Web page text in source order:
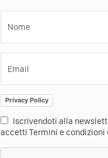
Nome
Email
Privacy Policy
Iscrivendoti alla
accetti Termini e condizioni